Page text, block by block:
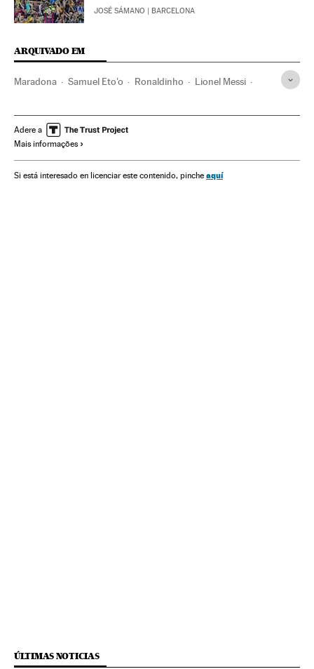
JOSÉ SÁMANO | BARCELONA
ARQUIVADO EM
Maradona Samuel Eto'o Ronaldinho Lionel Messi
Adere a
Mais informações
Si está interesado en licenciar este contenido, pinche aquí
ÚLTIMAS NOTICIAS